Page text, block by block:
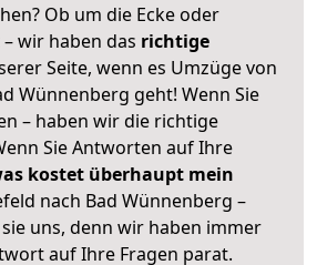
Ob um die Ecke oder
wir haben das richtige
Seite, wenn es Umzüge von
Wünnenberg geht! Wenn Sie
– haben wir die richtige
Sie Antworten auf Ihre
kostet überhaupt mein
nach Bad Wünnenberg –
uns, denn wir haben immer
auf Ihre Fragen parat.